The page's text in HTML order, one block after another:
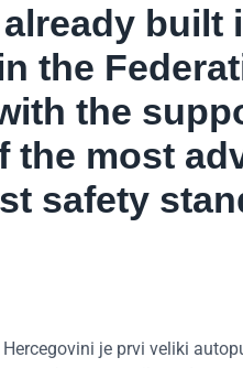
already
the
the
the most
safety
je prvi veliki